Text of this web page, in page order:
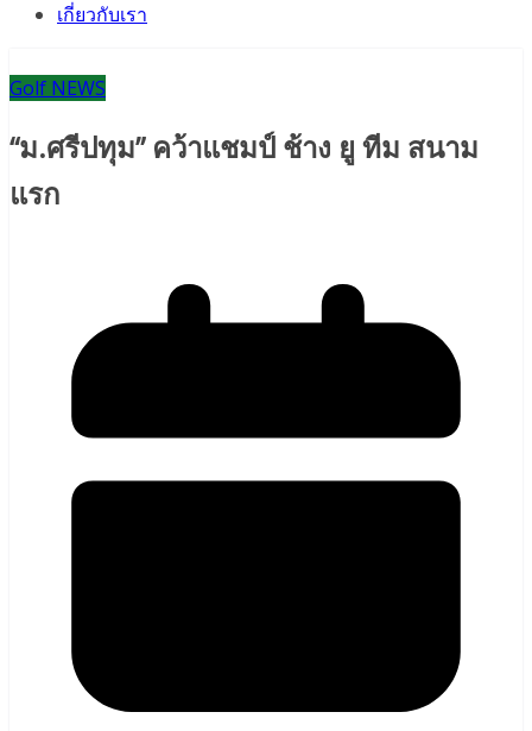
เกี่ยวกับเรา
Golf NEWS
“ม.ศรีปทุม” คว้าแชมป์ ช้าง ยู ทีม สนาม
แรก